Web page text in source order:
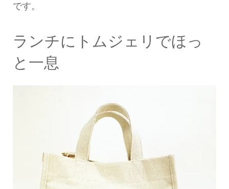
です。
ランチにトムジェリでほっ
と一息